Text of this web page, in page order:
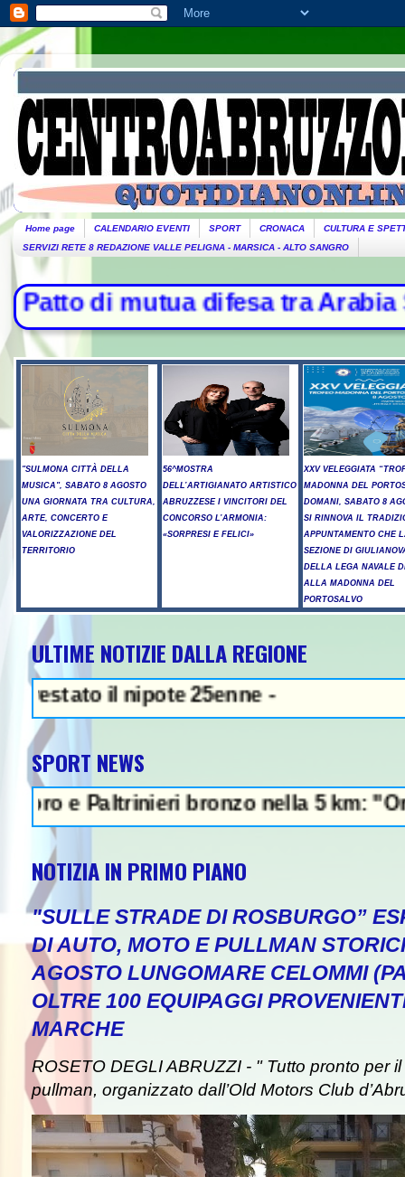
Home page CALENDARIO EVENTI SPORT CRONACA
CULTURA E
SERVIZI RETE 8 REDAZIONE VALLE PELIGNA - MARSICA - ALTO SANGRO
difesa tra Arabia
"SULMONA CITTÀ DELLA
MUSICA", SABATO 8 AGOSTO
UNA GIORNATA TRA CULTURA,
ARTE, CONCERTO E
VALORIZZAZIONE DEL
TERRITORIO
56^MOSTRA
DELL’ARTIGIANATO ARTISTICO
ABRUZZESE I VINCITORI DEL
CONCORSO L’ARMONIA:
«SORPRESI E FELICI»
XXV VELEGGIATA
MADONNA DEL
DOMANI, SABATO 8
SI RINNOVA IL
APPUNTAMENTO CHE
SEZIONE DI
DELLA LEGA NAVALE
ALLA MADONNA DEL
PORTOSALVO
ULTIME NOTIZIE DALLA REGIONE
il nipote 25enne -
SPORT NEWS
bronzo nella 5 km: "Ora ci
NOTIZIA IN PRIMO PIANO
"SULLE STRADE DI ROSBURGO”
DI AUTO, MOTO E PULLMAN
AGOSTO LUNGOMARE CELOMMI
OLTRE 100 EQUIPAGGI
MARCHE
ROSETO DEGLI ABRUZZI - " Tutto pronto per
pullman, organizzato dall’Old Motors Club
NEWS IN EVIDENZA -